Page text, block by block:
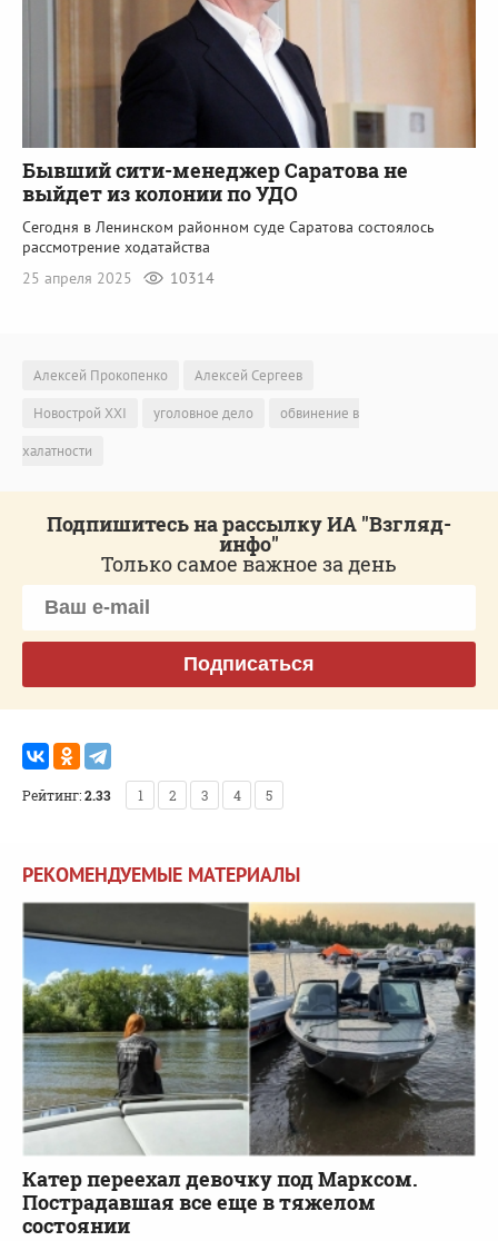
Бывший сити-менеджер Саратова не
выйдет из колонии по УДО
Сегодня в Ленинском районном суде Саратова состоялось
рассмотрение ходатайства
25 апреля 2025
10314
Алексей Прокопенко
Алексей Сергеев
Новострой XXI
уголовное дело
обвинение в
халатности
Подпишитесь на рассылку ИА "Взгляд-
инфо"
Только самое важное за день
Подписаться
Рейтинг:2.33 1 2 3 4 5
РЕКОМЕНДУЕМЫЕ МАТЕРИАЛЫ
Катер переехал девочку под Марксом.
Пострадавшая все еще в тяжелом
состоянии